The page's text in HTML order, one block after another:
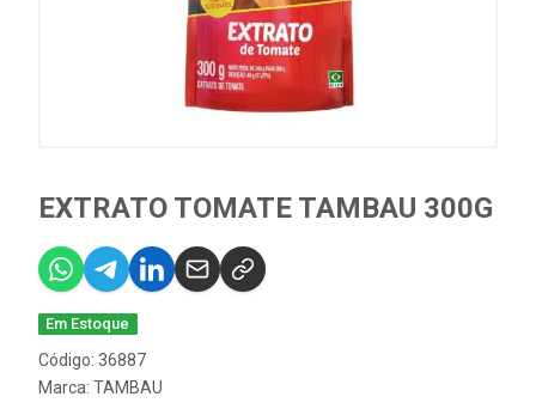
EXTRATO TOMATE TAMBAU 300G
Em Estoque
Código: 36887
Marca: TAMBAU